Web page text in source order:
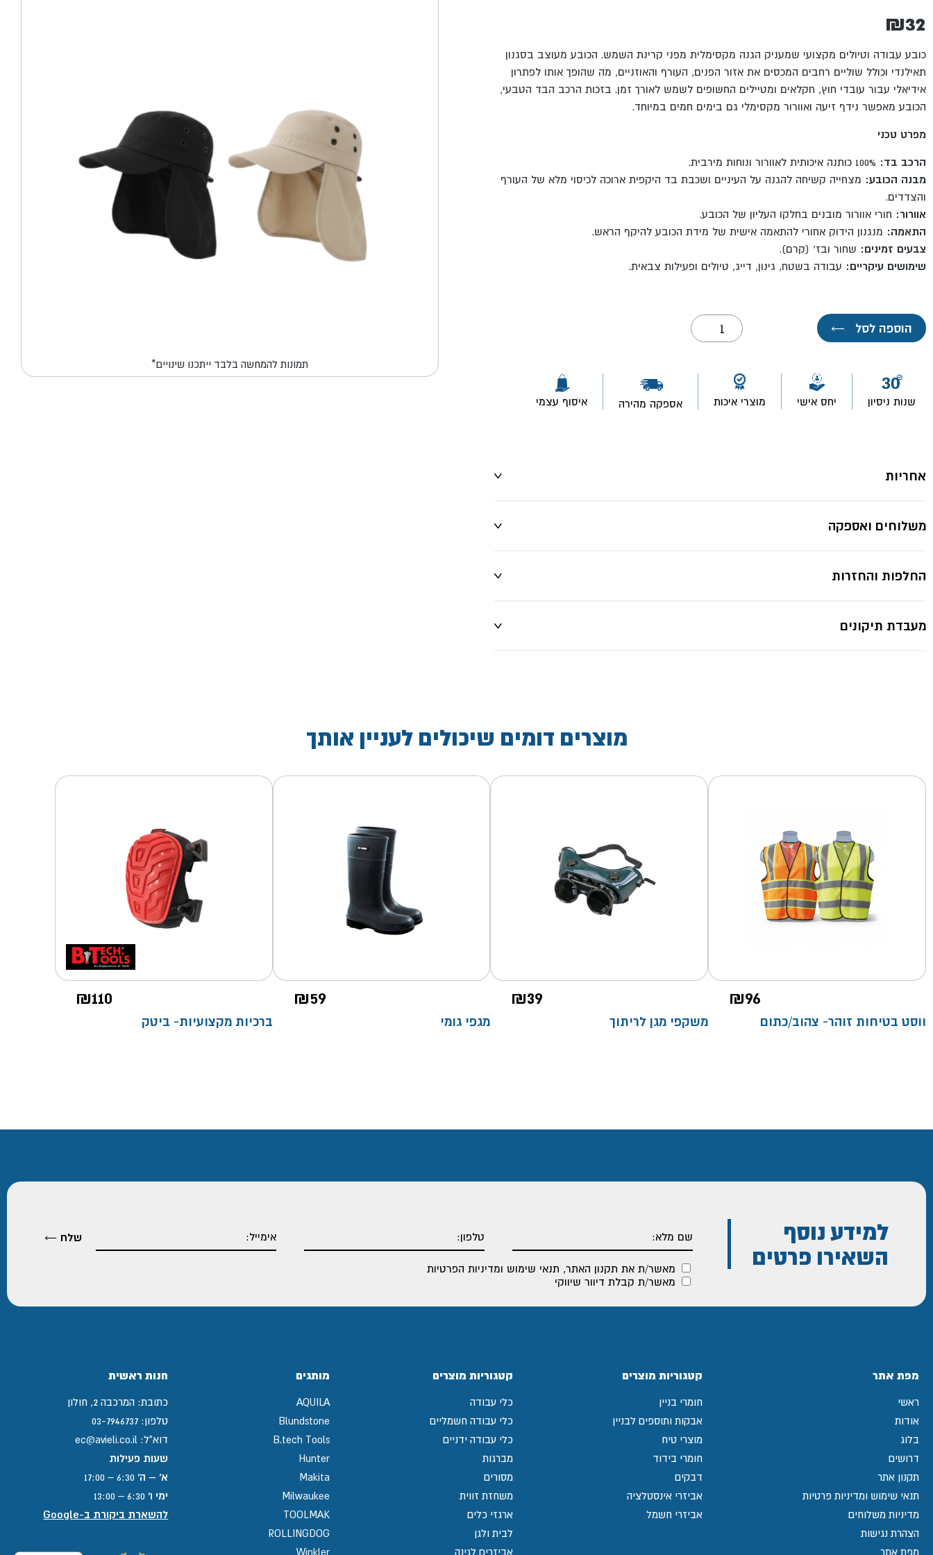
₪32
כובע עבודה וטיולים מקצועי שמעניק הגנה מקסימלית מפני קרינת השמש. הכובע מעוצב בסגנון
תאילנדי וכולל שוליים רחבים המכסים את אזור הפנים, העורף והאוזניים, מה שהופך אותו לפתרון
אידיאלי עבור עובדי חוץ, חקלאים ומטיילים החשופים לשמש לאורך זמן. בזכות הרכב הבד הטבעי,
הכובע מאפשר נידף זיעה ואוורור מקסימלי גם בימים חמים במיוחד.
מפרט טכני
הרכב בד:
מבנה הכובע: מצחייה קשיחה להגנה על העיניים ושכבת בד היקפית ארוכה לכיסוי מלא של העורף
והצדדים.
אוורור: חורי אוורור מובנים בחלקו העליון של הכובע.
התאמה: מנגנון הידוק אחורי להתאמה אישית של מידת הכובע להיקף הראש.
צבעים זמינים: שחור ובז' (קרם).
שימושים עיקריים: עבודה בשטח, גינון, דייג, טיולים ופעילות צבאית.
הוספה לסל ←
כמות
של
כובע
שנות ניסיון יחס אישי מוצרי איכות אספקה מהירה איסוף עצמי
אחריות
משלוחים ואספקה
החלפות והחזרות
מעבדת תיקונים
*תמונות להמחשה בלבד ייתכנו שינויים
מוצרים דומים שיכולים לעניין אותך
₪96
ווסט בטיחות זוהר- צהוב/כתום
₪39
משקפי מגן לריתוך
₪59
מגפי גומי
₪110
ברכיות מקצועיות- ביטק
למידע נוסף
השאירו פרטים
מאשר/ת את תקנון האתר, תנאי שימוש ומדיניות הפרטיות
מאשר/ת קבלת דיוור שיווקי
מפת אתר
ראשי
אודות
בלוג
דרושים
תקנון אתר
תנאי שימוש ומדיניות פרטיות
מדיניות משלוחים
הצהרת נגישות
מפת אתר
קטגוריות מוצרים
חומרי בניין
אבקות ותוספים לבניין
מוצרי טיח
חומרי בידוד
דבקים
אביזרי אינסטלציה
אביזרי חשמל
קטגוריות מוצרים
כלי עבודה
כלי עבודה חשמליים
כלי עבודה ידניים
מברגות
מסורים
משחזת זווית
ארגזי כלים
לבית ולגן
אביזרים לגינה
מותגים
AQUILA
Blundstone
B.tech Tools
Hunter
Makita
Milwaukee
TOOLMAK
ROLLINGDOG
Winkler
חנות ראשית
כתובת: המרכבה 2, חולון
טלפון: 03-7946737
דוא"ל: ec@avieli.co.il
שעות פעילות
א' – ה'
ימי ו'
להשארת ביקורת ב-Google